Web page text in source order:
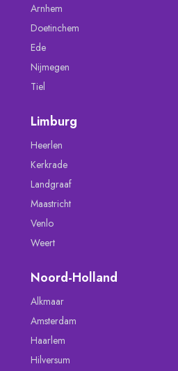
Arnhem
Doetinchem
Ede
Nijmegen
Tiel
Limburg
Heerlen
Kerkrade
Landgraaf
Maastricht
Venlo
Weert
Noord-Holland
Alkmaar
Amsterdam
Haarlem
Hilversum